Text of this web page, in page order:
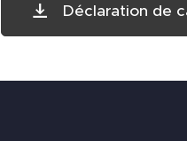
Déclaration de